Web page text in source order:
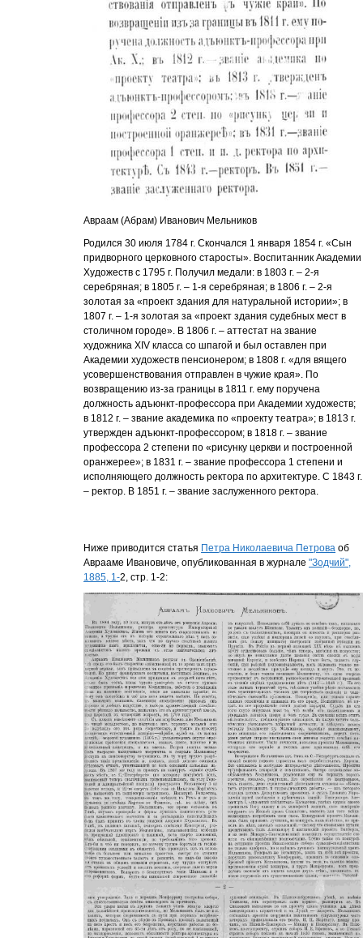
Авраам (Абрам) Иванович Мельников
Родился 30 июля 1784 г. Скончался 1 января 1854 г. «Сын
придворного церковного старосты». Воспитанник Академии
Художеств с 1795 г. Получил медали: в 1803 г. – 2-я
серебряная; в 1805 г. – 1-я серебряная; в 1806 г. – 2-я
золотая за «проект здания для натуральной истории»; в
1807 г. – 1-я золотая за «проект здания судебных мест в
столичном городе». В 1806 г. – аттестат на звание
художника XIV класса со шпагой и был оставлен при
Академии художеств пенсионером; в 1808 г. «для вящего
усовершенствования отправлен в чужие края». По
возвращению из-за границы в 1811 г. ему поручена
должность адъюнкт-профессора при Академии художеств;
в 1812 г. – звание академика по «проекту театра»; в 1813 г.
утвержден адъюнкт-профессором; в 1818 г. – звание
профессора 2 степени по «рисунку церкви и построенной
оранжерее»; в 1831 г. – звание профессора 1 степени и
исполняющего должность ректора по архитектуре. С 1843 г.
– ректор. В 1851 г. – звание заслуженного ректора.
Ниже приводится статья Петра Николаевича Петрова об
Аврааме Ивановиче, опубликованная в журнале"Зодчий",
1885, 1-2, стр. 1-2: